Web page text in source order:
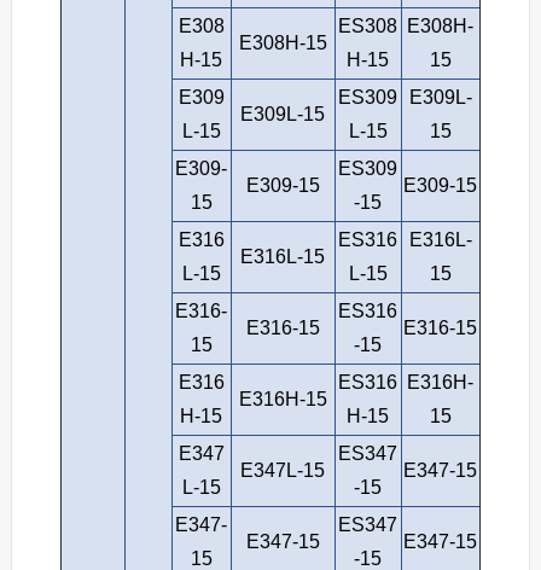
E308
H-15
E308H-15
ES308
H-15
E308H-
15
E309
L-15
E309L-15
ES309
L-15
E309L-
15
E309-
15
E309-15
ES309
-15
E309-15
E316
L-15
E316L-15
ES316
L-15
E316L-
15
E316-
15
E316-15
ES316
-15
E316-15
E316
H-15
E316H-15
ES316
H-15
E316H-
15
E347
L-15
E347L-15
ES347
-15
E347-15
E347-
15
E347-15
ES347
-15
E347-15